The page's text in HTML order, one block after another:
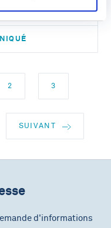
2 3
SUIVANT
d'informations